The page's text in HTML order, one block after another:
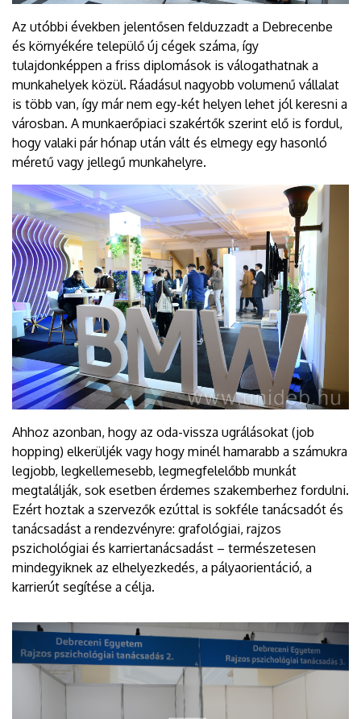
Az utóbbi években jelentősen felduzzadt a Debrecenbe
és környékére települő új cégek száma, így
tulajdonképpen a friss diplomások is válogathatnak a
munkahelyek közül. Ráadásul nagyobb volumenű vállalat
is több van, így már nem egy-két helyen lehet jól keresni a
városban. A munkaerőpiaci szakértők szerint elő is fordul,
hogy valaki pár hónap után vált és elmegy egy hasonló
méretű vagy jellegű munkahelyre.
Ahhoz azonban, hogy az oda-vissza ugrálásokat (job
hopping) elkerüljék vagy hogy minél hamarabb a számukra
legjobb, legkellemesebb, legmegfelelőbb munkát
megtalálják, sok esetben érdemes szakemberhez fordulni.
Ezért hoztak a szervezők ezúttal is sokféle tanácsadót és
tanácsadást a rendezvényre: grafológiai, rajzos
pszichológiai és karriertanácsadást – természetesen
mindegyiknek az elhelyezkedés, a pályaorientáció, a
karrierút segítése a célja.